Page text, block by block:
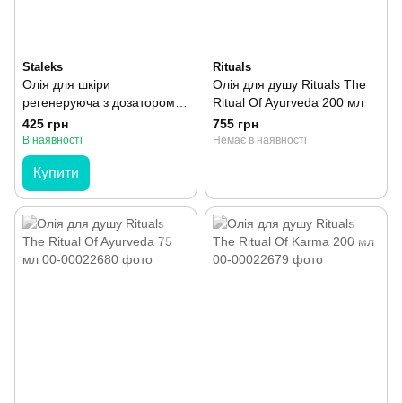
Staleks
Олія для шкіри
регенеруюча з дозатором
Staleks Scinie 30 мл
425 грн
В наявності
Купити
Rituals
Олія для душу Rituals The
Ritual Of Ayurveda 200 мл
755 грн
Немає в наявності